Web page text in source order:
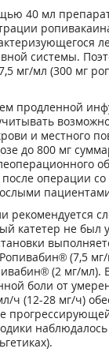
40 мл
системы.
мг/мл (300 мг
продленной
и местного
до 800 мг
операции
рекомендуется
катетер не был
(7,5
(2 мг/мл).
боли от
ч (12-28 мг/ч)